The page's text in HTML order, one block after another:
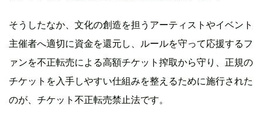
そうしたなか、文化の創造を担うアーティストやイベント
主催者へ適切に資金を還元し、ルールを守って応援するフ
ァンを不正転売による高額チケット搾取から守り、正規の
チケットを入手しやすい仕組みを整えるために施行された
のが、チケット不正転売禁止法です。